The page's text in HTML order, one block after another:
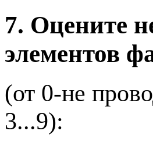
7. Оцените
элементов
(от 0-не
3...9):